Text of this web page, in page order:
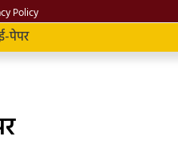
Policy
पेपर